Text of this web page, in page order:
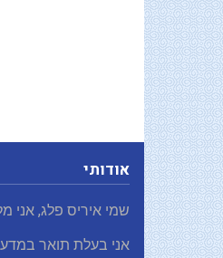
אודותי
שמי איריס פלג, אני
אני בעלת תואר